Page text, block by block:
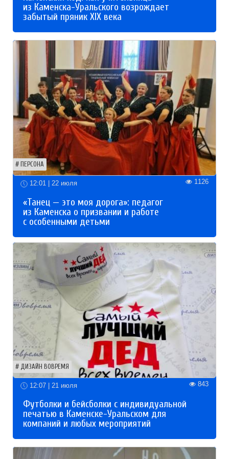
из Каменска-Уральского возрождает
забытый пряник XIX века
ПЕРСОНА
12:01 | 22 июля 1126
«Танец — это моя дорога»: педагог
из Каменска о призвании и работе
с особенными детьми
ДИЗАЙН ВОВРЕМЯ
12:07 | 21 июля 843
Футболки и бейсболки с индивидуальной
печатью в Каменске-Уральском для
компаний и любых мероприятий